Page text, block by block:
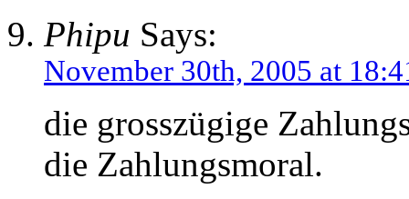
Phipu Says:
November 30th, 2005 at
die grosszügige
die Zahlungsmoral.